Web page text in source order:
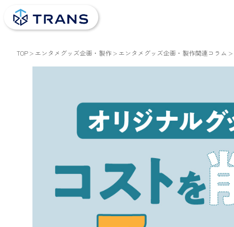
TOP エンタメグッズ企画・製作 エンタメグッズ企画・製作関連コラム